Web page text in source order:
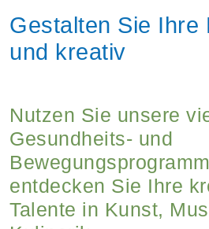
Gestalten Sie Ihre
und kreativ
Nutzen Sie unsere
Gesundheits- und
entdecken Sie Ihre
Talente in Kunst,